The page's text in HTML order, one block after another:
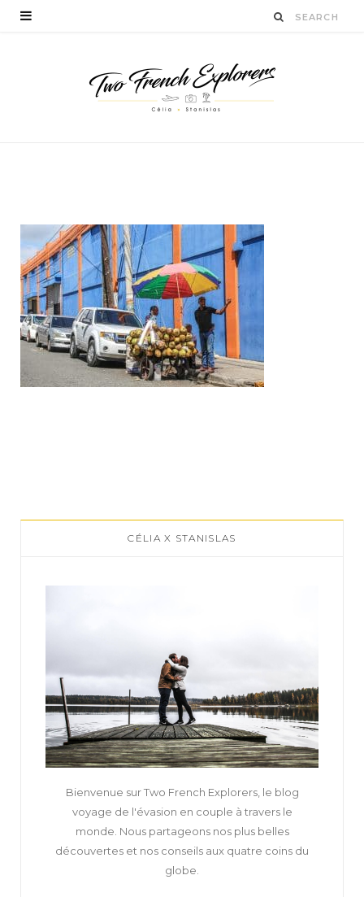
quevoiràsaintdomingue
CÉLIA X STANISLAS
Bienvenue sur Two French Explorers, le blog
voyage de l'évasion en couple à travers le
monde. Nous partageons nos plus belles
découvertes et nos conseils aux quatre coins du
globe.